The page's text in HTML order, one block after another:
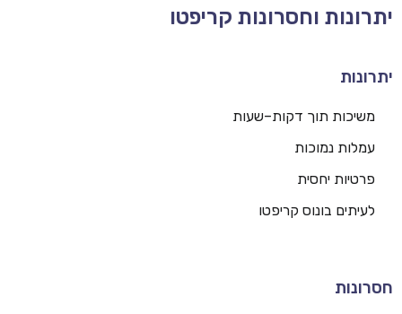
יתרונות וחסרונות קריפטו
יתרונות
משיכות תוך דקות–שעות
עמלות נמוכות
פרטיות יחסית
לעיתים בונוס קריפטו
חסרונות